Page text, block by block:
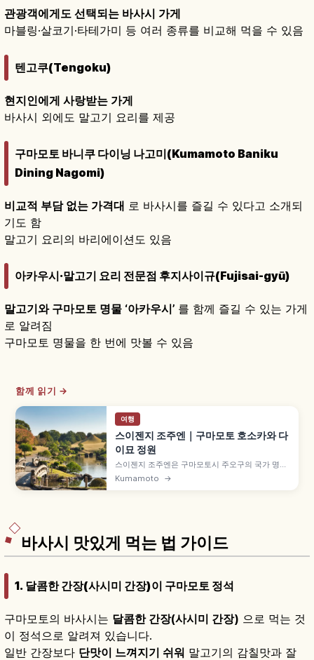
관광객에게도 선택되는 바사시 가게
마블링·살코기·타테가미 등 여러 종류를 비교해 먹을 수 있음
텐고쿠(Tengoku)
현지인에게 사랑받는 가게
바사시 외에도 말고기 요리를 제공
구마모토 바니쿠 다이닝 나고미(Kumamoto Baniku
Dining Nagomi)
비교적 부담 없는 가격대 로 바사시를 즐길 수 있다고 소개되
기도 함
말고기 요리의 바리에이션도 있음
아카우시·말고기 요리 전문점 후지사이규(Fujisai-gyū)
말고기와 구마모토 명물 ‘아카우시’ 를 함께 즐길 수 있는 가게
로 알려짐
구마모토 명물을 한 번에 맛볼 수 있음
함께 읽기 →
여행
스이젠지 조주엔｜구마모토 호소카와 다
이묘 정원
스이젠지 조주엔은 구마모토시 주오구의 국가 명승·
사적 지천회유식 일본 정원으로, 간에이 9년(1632
Kumamoto →
바사시 맛있게 먹는 법 가이드
1. 달콤한 간장(사시미 간장)이 구마모토 정석
구마모토의 바사시는 달콤한 간장(사시미 간장) 으로 먹는 것
이 정석으로 알려져 있습니다.
일반 간장보다 단맛이 느껴지기 쉬워 말고기의 감칠맛과 잘